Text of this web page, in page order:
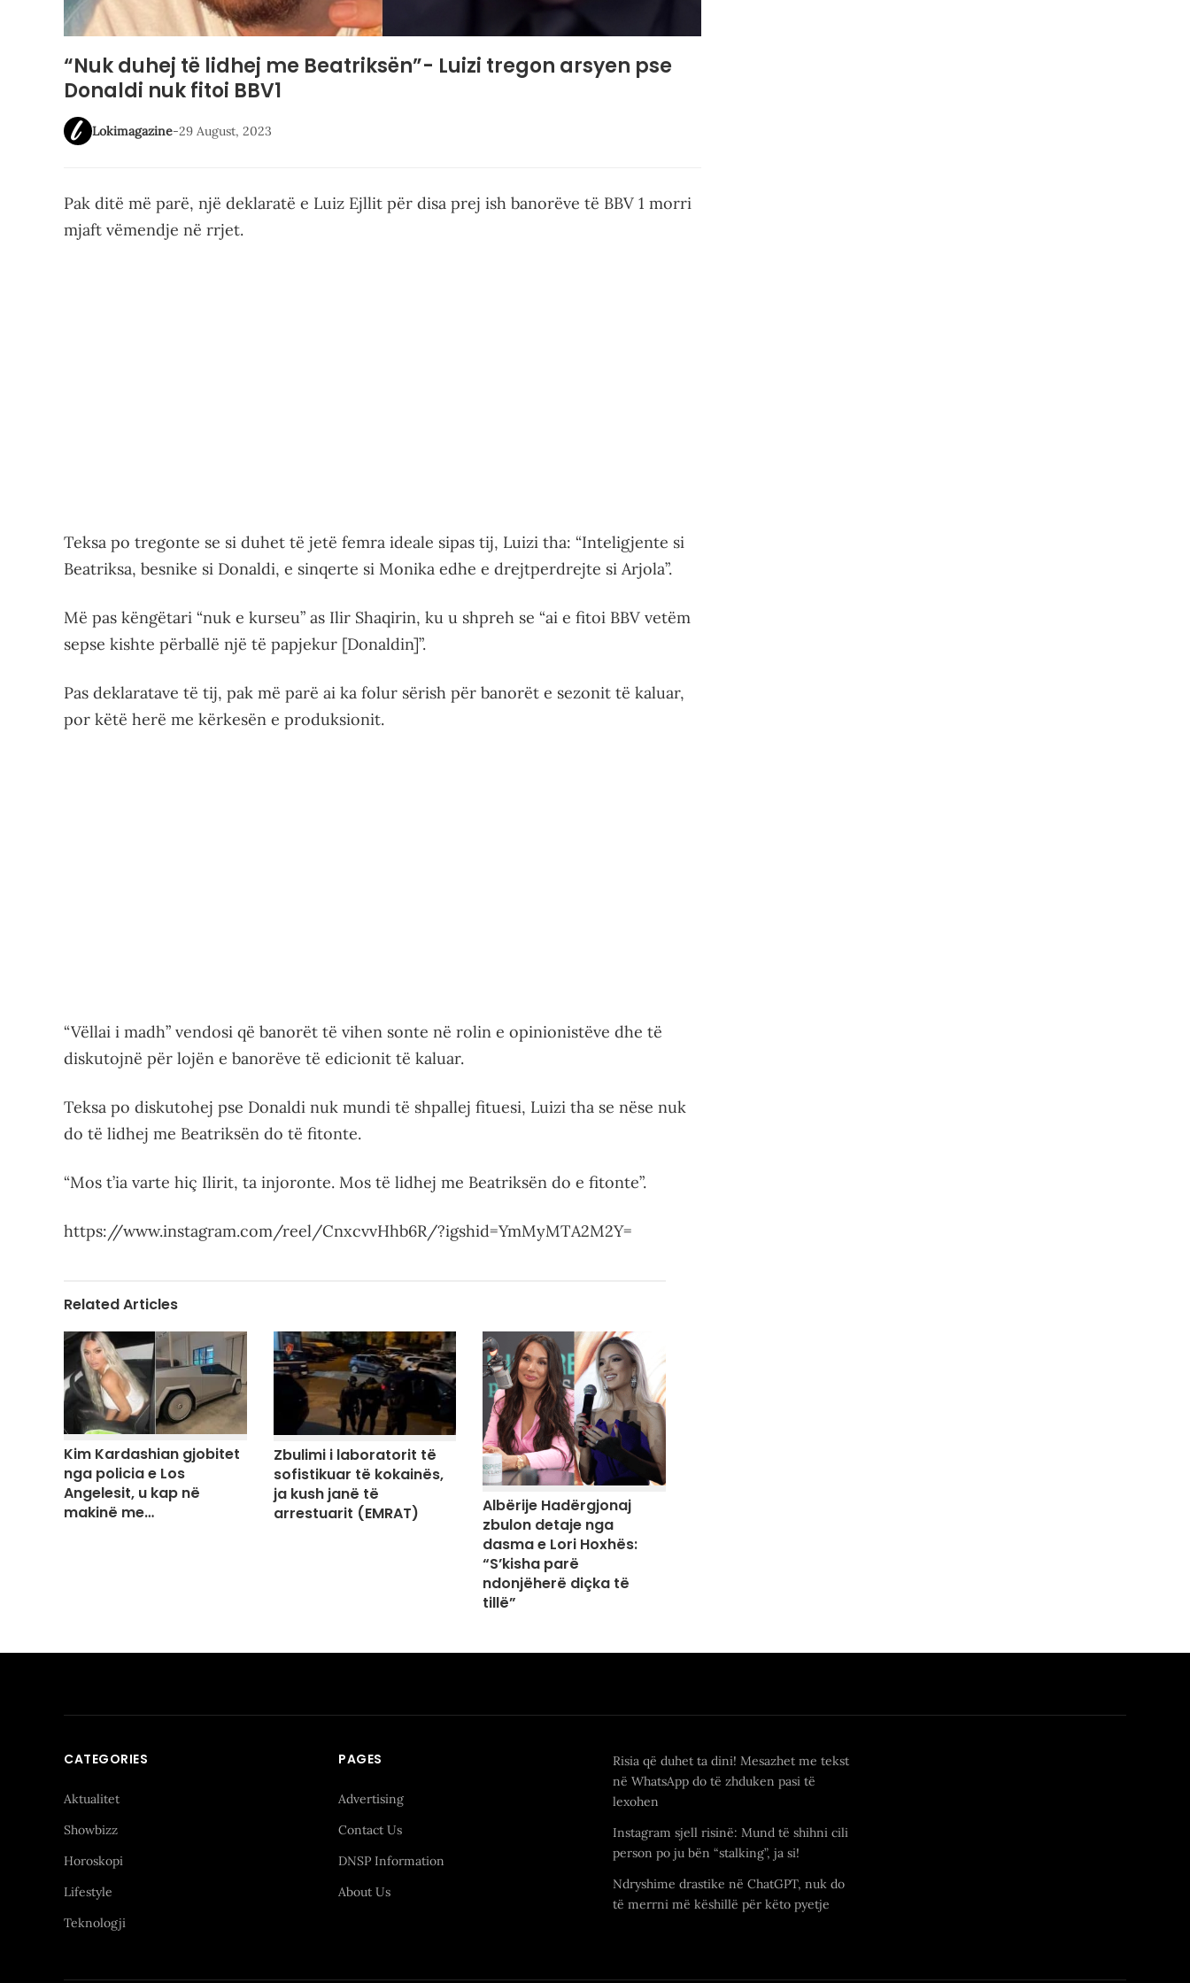
“Nuk duhej të lidhej me Beatriksën”- Luizi tregon arsyen pse
Donaldi nuk fitoi BBV1
Lokimagazine-29 August, 2023
Pak ditë më parë, një deklaratë e Luiz Ejllit për disa prej ish banorëve të BBV 1 morri
mjaft vëmendje në rrjet.
Teksa po tregonte se si duhet të jetë femra ideale sipas tij, Luizi tha: “Inteligjente si
Beatriksa, besnike si Donaldi, e sinqerte si Monika edhe e drejtperdrejte si Arjola”.
Më pas këngëtari “nuk e kurseu” as Ilir Shaqirin, ku u shpreh se “ai e fitoi BBV vetëm
sepse kishte përballë një të papjekur [Donaldin]”.
Pas deklaratave të tij, pak më parë ai ka folur sërish për banorët e sezonit të kaluar,
por këtë herë me kërkesën e produksionit.
“Vëllai i madh” vendosi që banorët të vihen sonte në rolin e opinionistëve dhe të
diskutojnë për lojën e banorëve të edicionit të kaluar.
Teksa po diskutohej pse Donaldi nuk mundi të shpallej fituesi, Luizi tha se nëse nuk
do të lidhej me Beatriksën do të fitonte.
“Mos t’ia varte hiç Ilirit, ta injoronte. Mos të lidhej me Beatriksën do e fitonte”.
https://www.instagram.com/reel/CnxcvvHhb6R/?igshid=YmMyMTA2M2Y=
Related Articles
Kim Kardashian gjobitet
nga policia e Los
Angelesit, u kap në
makinë me…
Zbulimi i laboratorit të
sofistikuar të kokainës,
ja kush janë të
arrestuarit (EMRAT)
Albërije Hadërgjonaj
zbulon detaje nga
dasma e Lori Hoxhës:
“S’kisha parë
ndonjëherë diçka të
tillë”
CATEGORIES
Aktualitet
Showbizz
Horoskopi
Lifestyle
Teknologji
PAGES
Advertising
Contact Us
DNSP Information
About Us
Risia që duhet ta dini! Mesazhet me tekst
në WhatsApp do të zhduken pasi të
lexohen
Instagram sjell risinë: Mund të shihni cili
person po ju bën “stalking”, ja si!
Ndryshime drastike në ChatGPT, nuk do
të merrni më këshillë për këto pyetje